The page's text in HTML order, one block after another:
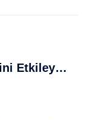
Emniyet Güvenlik Güçlerini Etkileyen Kritik Operasyon: 70 Telsiz Ve Silah Ele Geçirildi!